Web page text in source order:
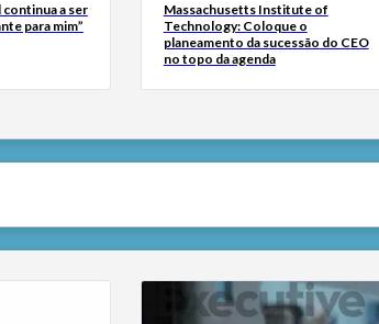
a ser
para mim”
Massachusetts Institute of
Technology: Coloque o
planeamento da sucessão do CEO
no topo da agenda